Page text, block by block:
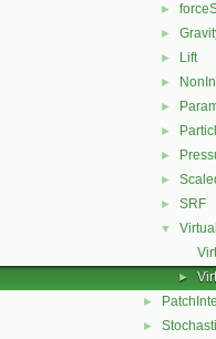
►
►
► Lift
►
►
►
►
►
► SRF
▼
►
►
►